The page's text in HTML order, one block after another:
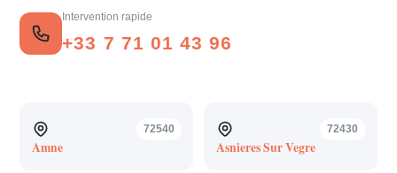
Intervention rapide
+33 7 71 01 43 96
72540
Amne
72430
Asnieres Sur Vegre